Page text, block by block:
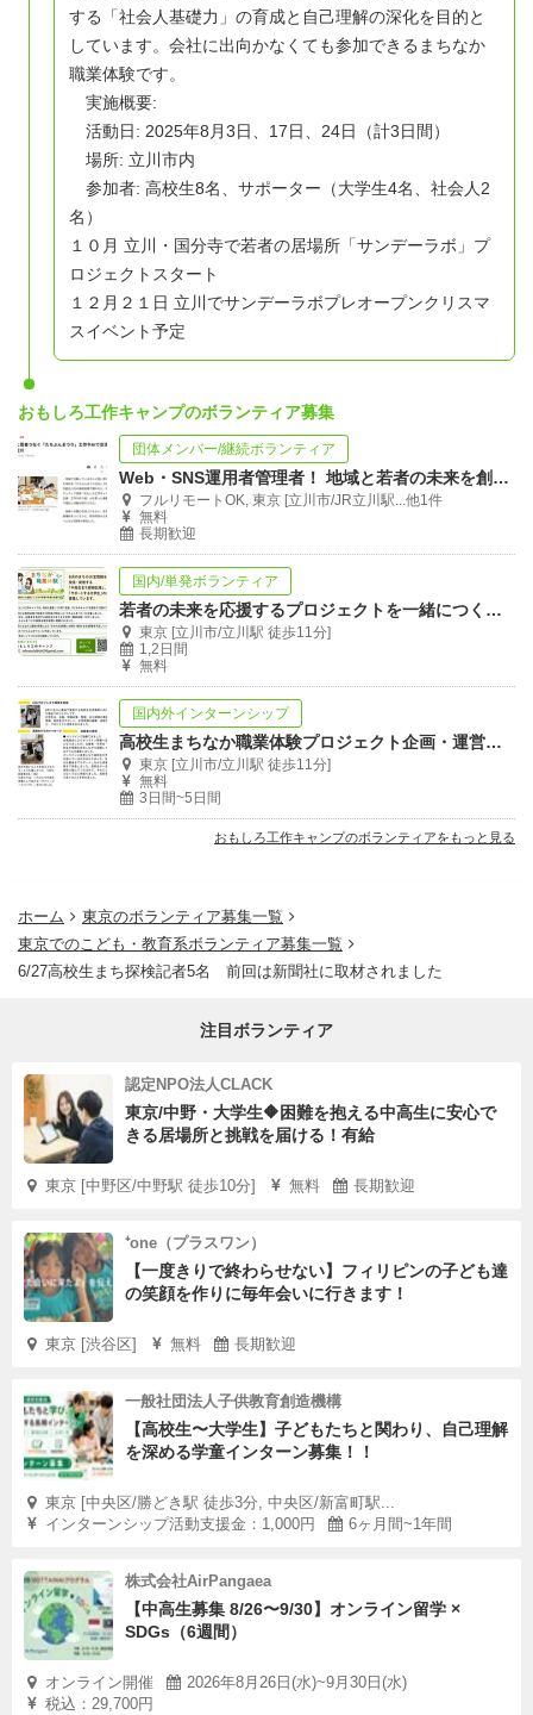
する「社会人基礎力」の育成と自己理解の深化を目的と
しています。会社に出向かなくても参加できるまちなか
職業体験です。
実施概要:
活動日: 2025年8月3日、17日、24日（計3日間）
場所: 立川市内
参加者: 高校生8名、サポーター（大学生4名、社会人2
名）
１０月 立川・国分寺で若者の居場所「サンデーラボ」プ
ロジェクトスタート
１２月２１日 立川でサンデーラボプレオープンクリスマ
スイベント予定
おもしろ工作キャンプのボランティア募集
団体メンバー/継続ボランティア
Web・SNS運用者管理者！ 地域と若者の未来を創る戦略広報ボランティア
フルリモートOK, 東京 [立川市/JR立川駅...他1件
無料
長期歓迎
国内/単発ボランティア
若者の未来を応援するプロジェクトを一緒につくりませんか？イベント運営・広報・事務
東京 [立川市/立川駅 徒歩11分]
1,2日間
無料
国内外インターンシップ
高校生まちなか職業体験プロジェクト企画・運営・改善提案まで 発見と学びが多かった
東京 [立川市/立川駅 徒歩11分]
無料
3日間~5日間
おもしろ工作キャンプのボランティアをもっと見る
ホーム
東京のボランティア募集一覧
東京でのこども・教育系ボランティア募集一覧
6/27高校生まち探検記者5名 前回は新聞社に取材されました
注目ボランティア
認定NPO法人CLACK
東京/中野・大学生🔶困難を抱える中高生に安心で
きる居場所と挑戦を届ける！有給
東京 [中野区/中野駅 徒歩10分] 無料 長期歓迎
⁺one（プラスワン）
【一度きりで終わらせない】フィリピンの子ども達
の笑顔を作りに毎年会いに行きます！
東京 [渋谷区] 無料 長期歓迎
一般社団法人子供教育創造機構
【高校生〜大学生】子どもたちと関わり、自己理解
を深める学童インターン募集！！
東京 [中央区/勝どき駅 徒歩3分, 中央区/新富町駅...
インターンシップ活動支援金：1,000円
6ヶ月間~1年間
株式会社AirPangaea
【中高生募集 8/26〜9/30】オンライン留学 ×
SDGs（6週間）
オンライン開催
2026年8月26日(水)~9月30日(水)
税込：29,700円